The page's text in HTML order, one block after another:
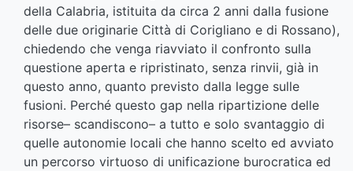
della Calabria, istituita da circa 2 anni dalla fusione
delle due originarie Città di Corigliano e di Rossano),
chiedendo che venga riavviato il confronto sulla
questione aperta e ripristinato, senza rinvii, già in
questo anno, quanto previsto dalla legge sulle
fusioni. Perché questo gap nella ripartizione delle
risorse– scandiscono– a tutto e solo svantaggio di
quelle autonomie locali che hanno scelto ed avviato
un percorso virtuoso di unificazione burocratica ed